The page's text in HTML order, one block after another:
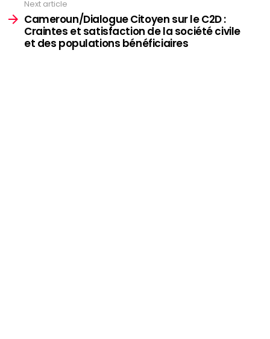
Next article
Cameroun/Dialogue Citoyen sur le C2D :
Craintes et satisfaction de la société civile
et des populations bénéficiaires